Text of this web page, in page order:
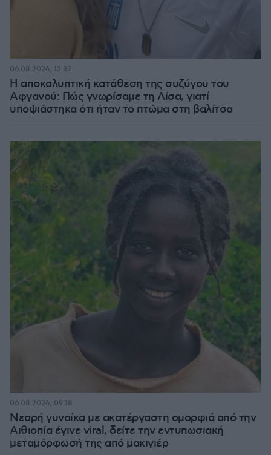
Η αποκαλυπτική κατάθεση της συζύγου του
Αφγανού: Πώς γνωρίσαμε τη Λίσα, γιατί
υποψιάστηκα ότι ήταν το πτώμα στη βαλίτσα
06.08.2026, 12:32
Νεαρή γυναίκα με ακατέργαστη ομορφιά από την
Αιθιοπία έγινε viral, δείτε την εντυπωσιακή
μεταμόρφωσή της από μακιγιέρ
06.08.2026, 09:18